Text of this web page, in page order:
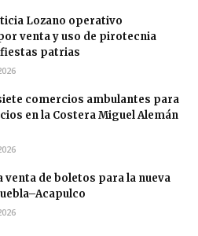
Lozano operativo
venta y uso de pirotecnia
patrias
comercios ambulantes para
en la Costera Miguel Alemán
venta de boletos para la nueva